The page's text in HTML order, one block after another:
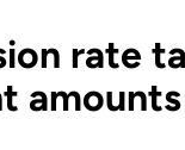
rate
amounts